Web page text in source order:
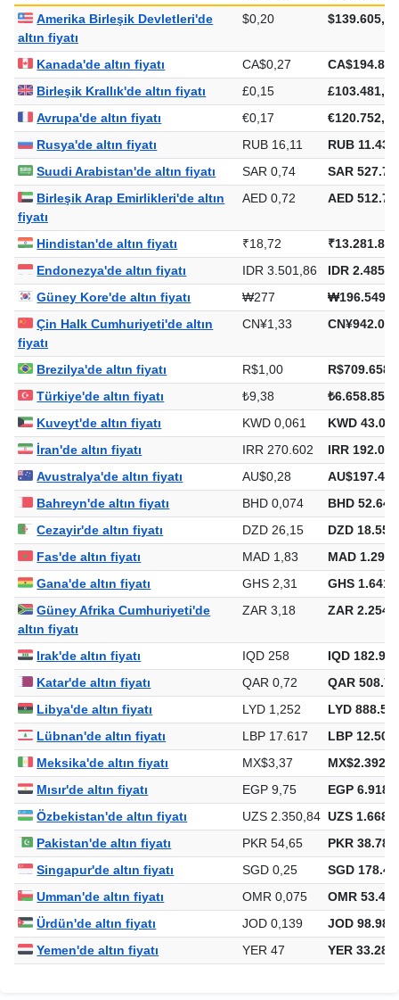
Amerika Birleşik Devletleri'de
altın fiyatı
$0,20 $139.605,94
Kanada'de altın fiyatı CA$0,27
Birleşik Krallık'de altın fiyatı
£0,15
£103.481,51
Avrupa'de altın fiyatı
€0,17
€120.752,16
Rusya'de altın fiyatı
RUB 16,11
RUB
Suudi Arabistan'de altın fiyatı
SAR 0,74
SAR
Birleşik Arap Emirlikleri'de altın
fiyatı
AED 0,72 AED
Hindistan'de altın fiyatı ₹18,72
Endonezya'de altın fiyatı
IDR 3.501,86
IDR
Güney Kore'de altın fiyatı
₩277
Çin Halk Cumhuriyeti'de altın
fiyatı
CN¥1,33
Brezilya'de altın fiyatı R$1,00
Türkiye'de altın fiyatı
₺9,38
Kuveyt'de altın fiyatı
KWD 0,061
KWD
İran'de altın fiyatı
IRR 270.602
IRR
Avustralya'de altın fiyatı
AU$0,28
Bahreyn'de altın fiyatı
BHD 0,074
BHD
Cezayir'de altın fiyatı
DZD 26,15
DZD
Fas'de altın fiyatı
MAD 1,83
MAD
Gana'de altın fiyatı
GHS 2,31
GHS
Güney Afrika Cumhuriyeti'de
altın fiyatı
ZAR 3,18 ZAR
Irak'de altın fiyatı IQD 258
IQD
Katar'de altın fiyatı
QAR 0,72
QAR
Libya'de altın fiyatı
LYD 1,252
LYD
Lübnan'de altın fiyatı
LBP 17.617
LBP
Meksika'de altın fiyatı
MX$3,37
Mısır'de altın fiyatı
EGP 9,75
EGP
Özbekistan'de altın fiyatı
UZS 2.350,84 UZS
Pakistan'de altın fiyatı
PKR 54,65
PKR
Singapur'de altın fiyatı
SGD 0,25
SGD
Umman'de altın fiyatı
OMR 0,075
OMR
Ürdün'de altın fiyatı
JOD 0,139
JOD
Yemen'de altın fiyatı
YER 47 YER